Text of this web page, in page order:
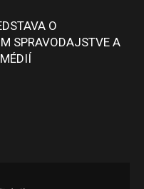
O
SPRAVODAJSTVE A